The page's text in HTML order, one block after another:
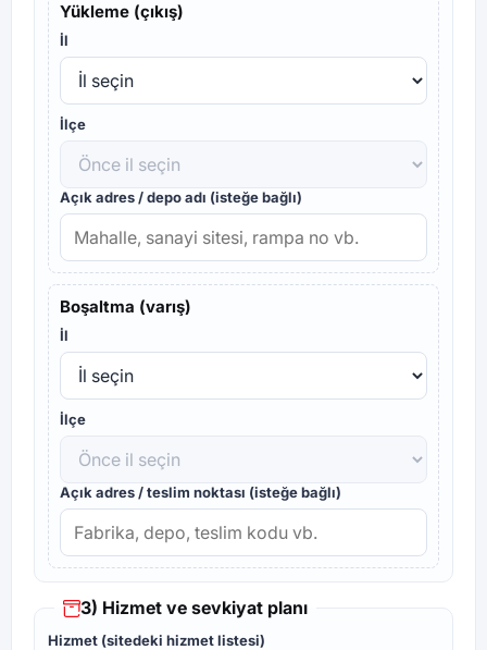
Yükleme (çıkış)
İl
İlçe
Açık adres / depo adı (isteğe bağlı)
Boşaltma (varış)
İl
İlçe
Açık adres / teslim noktası (isteğe bağlı)
3) Hizmet ve sevkiyat planı
Hizmet (sitedeki hizmet listesi)